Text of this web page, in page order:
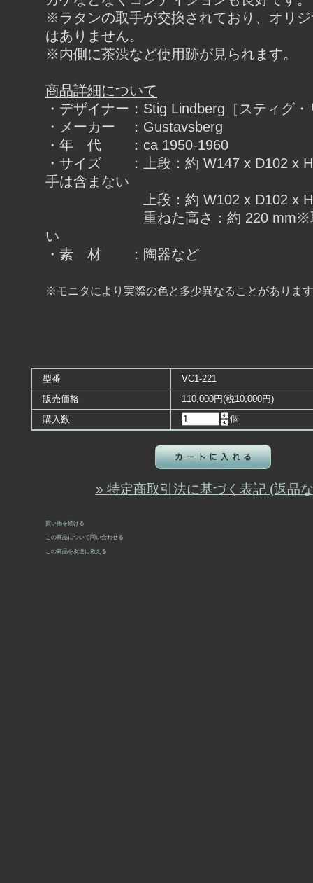
※ラタンの取手が交換されており、オリ
はありません。
※内側に茶渋など使用跡が見られます。
商品詳細について
・デザイナー：Stig Lindberg［スティグ
・メーカー ：Gustavsberg
・年 代 ：ca 1950-1960
・サイズ ：上段：約 W147 x D102 x
手は含まない
上段：約 W102 x D102 x
重ねた高さ：約 220 mm※取
い
・素 材 ：陶器など
※モニタにより実際の色と多少異なることがありま
型番
VC1-221
販売価格
110,000円(税10,000円)
購入数
個
» 特定商取引法に基づく表記 (返品
買い物を続ける
この商品について問い合わせる
この商品を友達に教える